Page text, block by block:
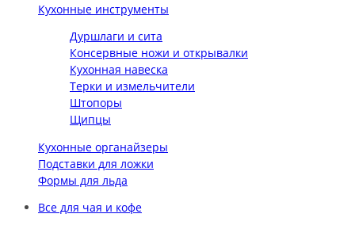
Кухонные инструменты
Дуршлаги и сита
Консервные ножи и открывалки
Кухонная навеска
Терки и измельчители
Штопоры
Щипцы
Кухонные органайзеры
Подставки для ложки
Формы для льда
Все для чая и кофе